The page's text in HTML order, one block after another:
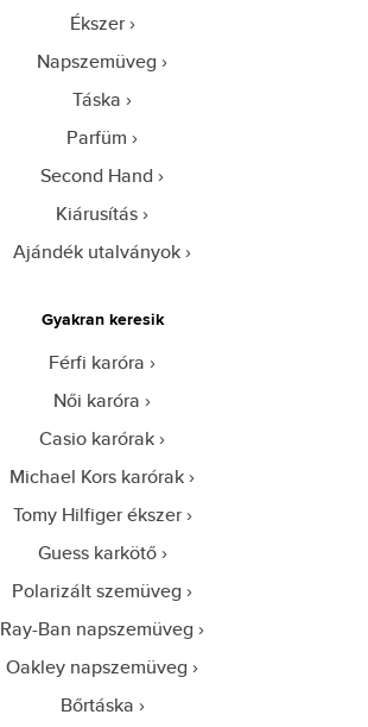
Ékszer
Napszemüveg
Táska
Parfüm
Second Hand
Kiárusítás
Ajándék utalványok
Gyakran keresik
Férfi karóra
Női karóra
Casio karórak
Michael Kors karórak
Tomy Hilfiger ékszer
Guess karkötő
Polarizált szemüveg
Ray-Ban napszemüveg
Oakley napszemüveg
Bőrtáska